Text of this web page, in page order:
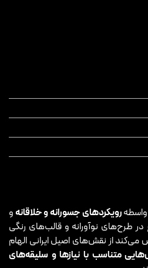
واسطهرویکردهای جسورانه و خلاقانهو
در طرح‌های نوآورانه و قالب‌های رنگی
می‌کند از نقش‌های اصیل ایرانی الهام
متناسب با نیازها و سلیقه‌های